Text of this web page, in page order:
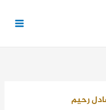
رحيم